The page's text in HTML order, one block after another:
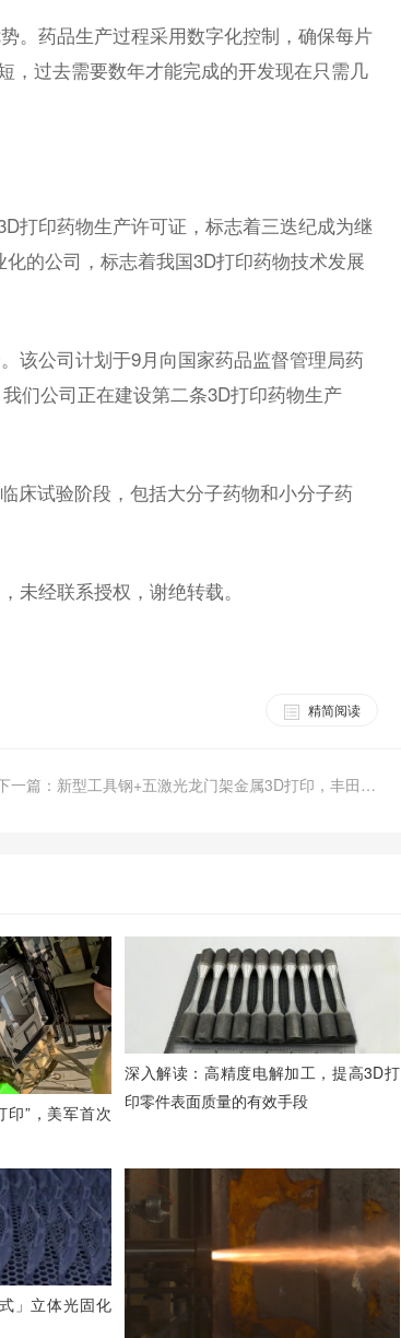
。药品生产过程采用数字化控制，确保每片
，过去需要数年才能完成的开发现在只需几
打印药物生产许可证，标志着三迭纪成为继
的公司，标志着我国3D打印药物技术发展
该公司计划于9月向国家药品监督管理局药
们公司正在建设第二条3D打印药物生产
床试验阶段，包括大分子药物和小分子药
未经联系授权，谢绝转载。
精简阅读
下一篇：新型工具钢+五激光龙门架金属3D打印，丰田汽车模具开发取得重大突破
印”，美军首次
深入解读：高精度电解加工，提高3D打
印零件表面质量的有效手段
」立体光固化